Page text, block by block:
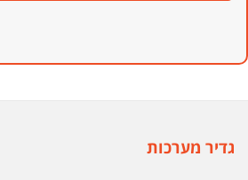
גדיר מערכות